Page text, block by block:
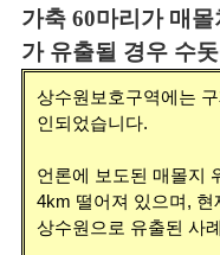
가축 60마리가 매
가 유출될 경우 수
상수원보호구역에는
인되었습니다.
언론에 보도된 매몰지
4km 떨어져 있으며,
상수원으로 유출된 사